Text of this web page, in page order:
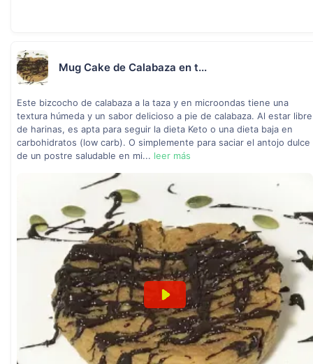
Mug Cake de Calabaza en t...
Este bizcocho de calabaza a la taza y en microondas tiene una
textura húmeda y un sabor delicioso a pie de calabaza. Al estar libre
de harinas, es apta para seguir la dieta Keto o una dieta baja en
carbohidratos (low carb). O simplemente para saciar el antojo dulce
de un postre saludable en mi... leer más